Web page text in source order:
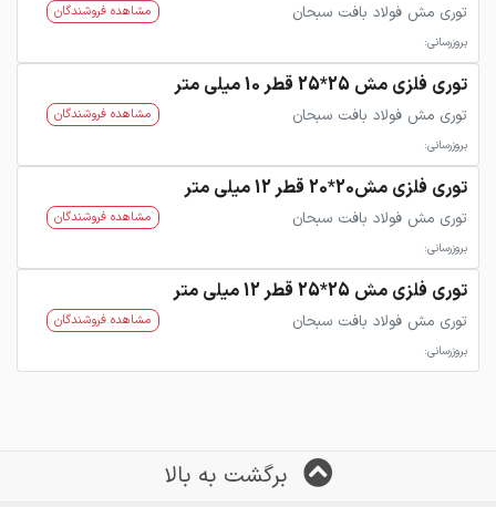
توری مش فولاد بافت سبحان
بروزرسانی:
مشاهده فروشندگان
توری فلزی مش 25*25 قطر 10 میلی متر
توری مش فولاد بافت سبحان
بروزرسانی:
مشاهده فروشندگان
توری فلزی مش20*20 قطر 12 میلی متر
توری مش فولاد بافت سبحان
بروزرسانی:
مشاهده فروشندگان
توری فلزی مش 25*25 قطر 12 میلی متر
توری مش فولاد بافت سبحان
بروزرسانی:
مشاهده فروشندگان
برگشت به بالا